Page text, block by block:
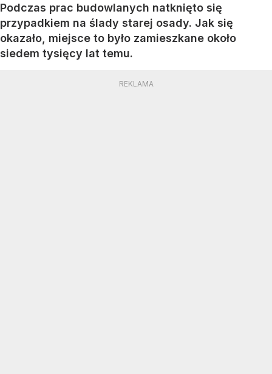
Podczas prac budowlanych natknięto się
przypadkiem na ślady starej osady. Jak się
okazało, miejsce to było zamieszkane około
siedem tysięcy lat temu.